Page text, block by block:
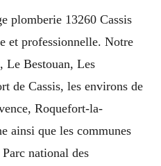
plomberie 13260 Cassis
et professionnelle. Notre
Le Bestouan, Les
de Cassis, les environs de
Roquefort-la-
ainsi que les communes
national des